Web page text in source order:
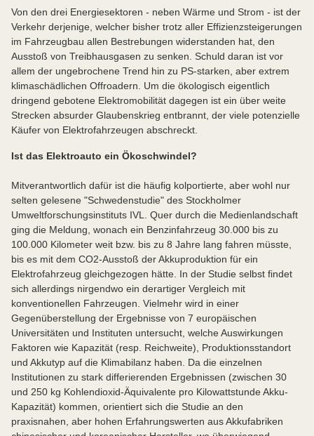
Von den drei Energiesektoren - neben Wärme und Strom - ist der
Verkehr derjenige, welcher bisher trotz aller Effizienzsteigerungen
im Fahrzeugbau allen Bestrebungen widerstanden hat, den
Ausstoß von Treibhausgasen zu senken. Schuld daran ist vor
allem der ungebrochene Trend hin zu PS-starken, aber extrem
klimaschädlichen Offroadern. Um die ökologisch eigentlich
dringend gebotene Elektromobilität dagegen ist ein über weite
Strecken absurder Glaubenskrieg entbrannt, der viele potenzielle
Käufer von Elektrofahrzeugen abschreckt.
Ist das Elektroauto ein Ökoschwindel?
Mitverantwortlich dafür ist die häufig kolportierte, aber wohl nur
selten gelesene "Schwedenstudie" des Stockholmer
Umweltforschungsinstituts IVL. Quer durch die Medienlandschaft
ging die Meldung, wonach ein Benzinfahrzeug 30.000 bis zu
100.000 Kilometer weit bzw. bis zu 8 Jahre lang fahren müsste,
bis es mit dem CO2-Ausstoß der Akkuproduktion für ein
Elektrofahrzeug gleichgezogen hätte. In der Studie selbst findet
sich allerdings nirgendwo ein derartiger Vergleich mit
konventionellen Fahrzeugen. Vielmehr wird in einer
Gegenüberstellung der Ergebnisse von 7 europäischen
Universitäten und Instituten untersucht, welche Auswirkungen
Faktoren wie Kapazität (resp. Reichweite), Produktionsstandort
und Akkutyp auf die Klimabilanz haben. Da die einzelnen
Institutionen zu stark differierenden Ergebnissen (zwischen 30
und 250 kg Kohlendioxid-Äquivalente pro Kilowattstunde Akku-
Kapazität) kommen, orientiert sich die Studie an den
praxisnahen, aber hohen Erfahrungswerten aus Akkufabriken